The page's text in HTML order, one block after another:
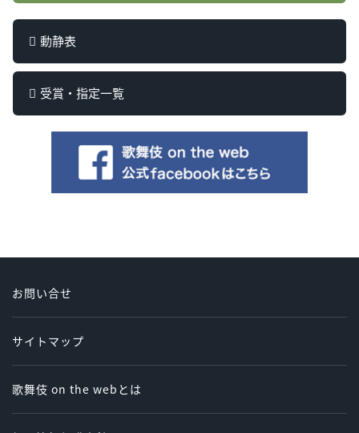
動静表
受賞・指定一覧
お問い合せ
サイトマップ
歌舞伎 on the webとは